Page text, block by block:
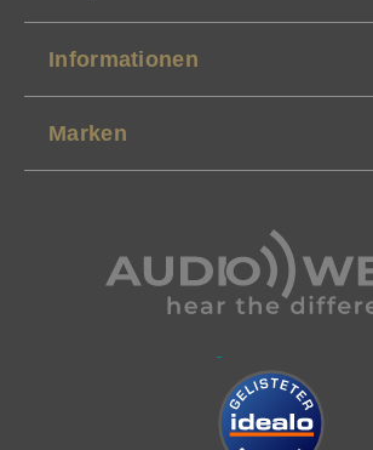
Informationen
Marken